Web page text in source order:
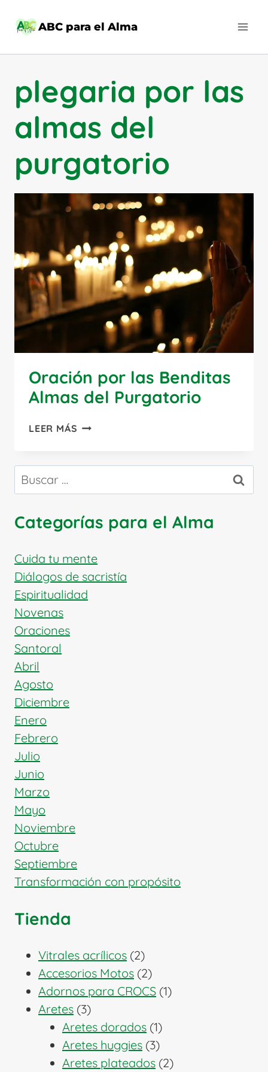
ABC para el Alma
plegaria por las
almas del
purgatorio
Oración por las Benditas
Almas del Purgatorio
LEER MÁS ORACIÓN
BENDITAS
DEL
Buscar:
Categorías para el Alma
Cuida tu mente
Diálogos de sacristía
Espiritualidad
Novenas
Oraciones
Santoral
Abril
Agosto
Diciembre
Enero
Febrero
Julio
Junio
Marzo
Mayo
Noviembre
Octubre
Septiembre
Transformación con propósito
Tienda
Vitrales acrílicos 22
productos
Accesorios Motos 22
productos
Adornos para CROCS 11
Aretes 33
productos
Aretes dorados 11
producto
Aretes huggies 33
productos
Aretes plateados 22